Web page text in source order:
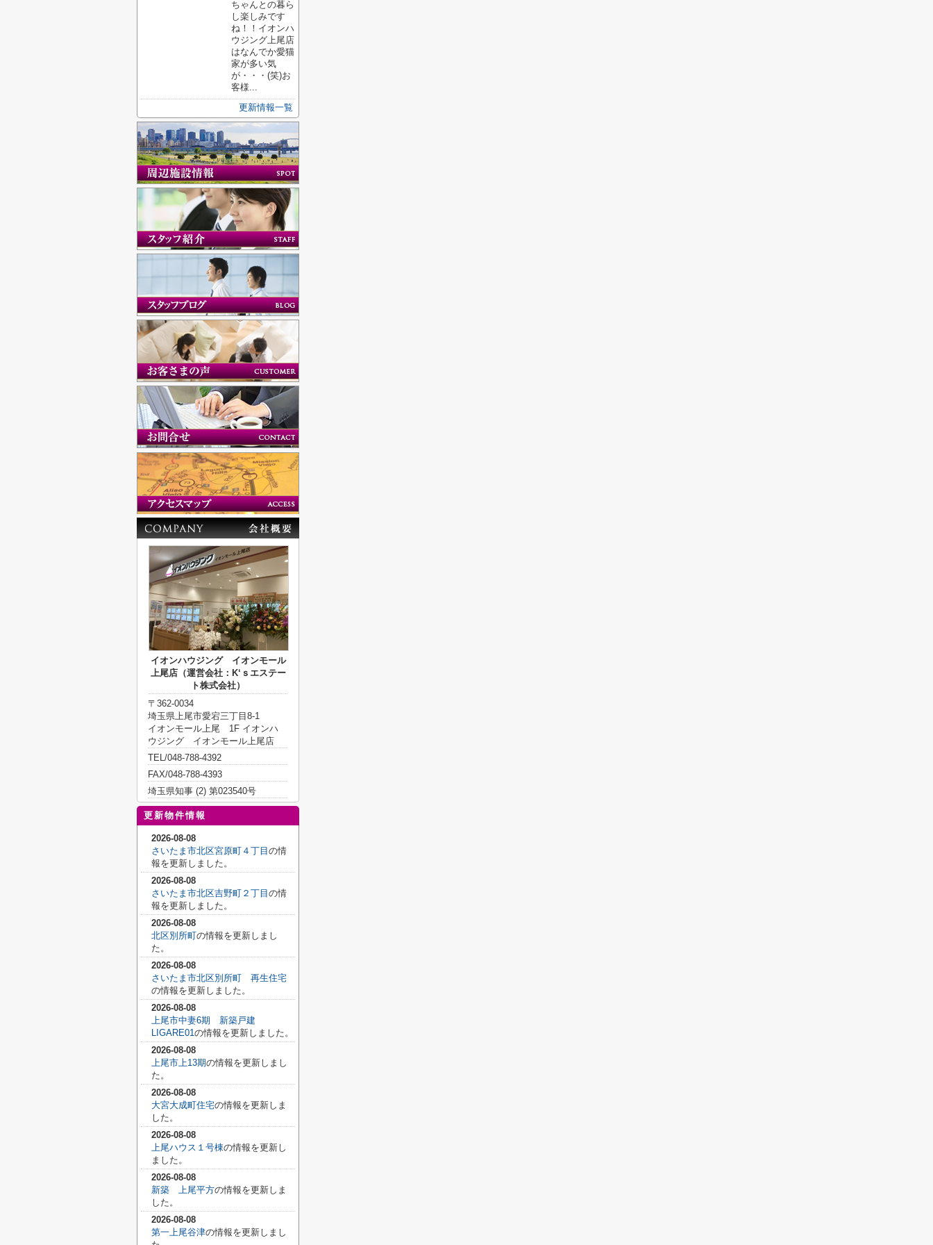
ちゃんとの暮ら
し楽しみです
ね！！イオンハ
ウジング上尾店
はなんでか愛猫
家が多い気
が・・・(笑)お
客様...
更新情報一覧
イオンハウジング イオンモール
上尾店（運営会社：K‘ｓエステー
ト株式会社）
〒362-0034
埼玉県上尾市愛宕三丁目8-1
イオンモール上尾 1F イオンハ
ウジング イオンモール上尾店
TEL/048-788-4392
FAX/048-788-4393
埼玉県知事 (2) 第023540号
更新物件情報
2026-08-08
さいたま市北区宮原町４丁目 の情
報を更新しました。
2026-08-08
さいたま市北区吉野町２丁目 の情
報を更新しました。
2026-08-08
北区別所町の情報を更新しまし
た。
2026-08-08
さいたま市北区別所町 再生住宅
の情報を更新しました。
2026-08-08
上尾市中妻6期 新築戸建
LIGARE01の情報を更新しました。
2026-08-08
上尾市上13期の情報を更新しまし
た。
2026-08-08
大宮大成町住宅の情報を更新しま
した。
2026-08-08
上尾ハウス１号棟の情報を更新し
ました。
2026-08-08
新築 上尾平方の情報を更新しま
した。
2026-08-08
第一上尾谷津の情報を更新しまし